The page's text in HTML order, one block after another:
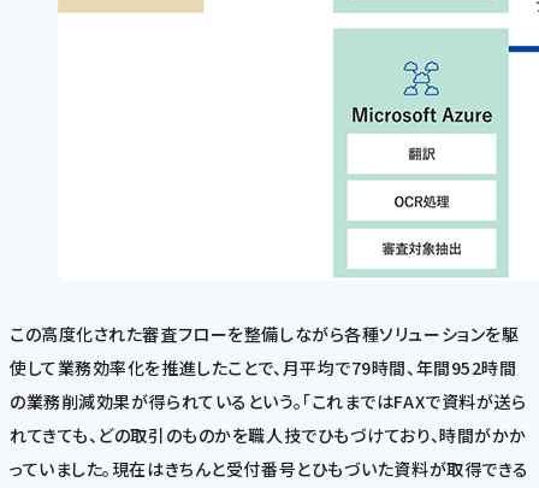
この高度化された審査フローを整備しながら各種ソリューションを駆
使して業務効率化を推進したことで、月平均で79時間、年間952時間
の業務削減効果が得られているという。「これまではFAXで資料が送ら
れてきても、どの取引のものかを職人技でひもづけており、時間がかか
っていました。現在はきちんと受付番号とひもづいた資料が取得できる